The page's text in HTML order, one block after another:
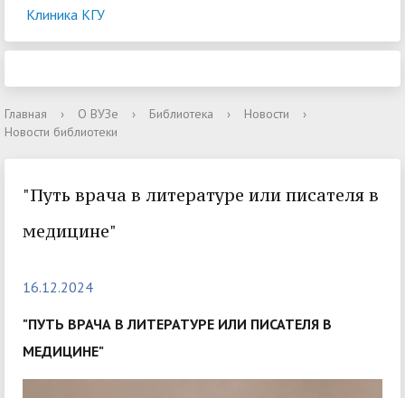
Клиника КГУ
Главная › О ВУЗе › Библиотека › Новости
›
Новости библиотеки
"Путь врача в литературе или писателя в
медицине"
16.12.2024
"ПУТЬ ВРАЧА В ЛИТЕРАТУРЕ ИЛИ ПИСАТЕЛЯ В
МЕДИЦИНЕ"